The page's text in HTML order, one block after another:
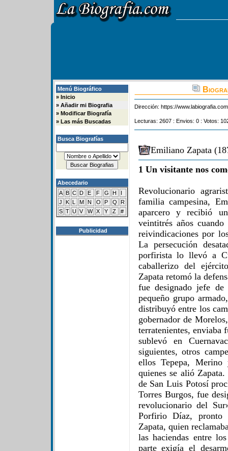
Menú Biográfico
» Inicio
» Añadir mi Biografia
» Modificar Biografía
» Las más Buscadas
Busca Biografías
Abecedario
A B C D E F G H
I
J
K L M N O P Q
R
S T U V W X Y Z #
Publicidad
Dirección: https://
Lecturas: 2607 : Envios: 0 : Votos:
Emiliano Zapata
1 Un visitante nos
Revolucionario
familia campesina,
aparcero y recibió
veintitrés años
reivindicaciones por
La persecución
porfirista lo llevó a
caballerizo del
Zapata retomó la
fue designado jefe
pequeño grupo
distribuyó entre los
gobernador de
terratenientes, enviaba
sublevó en
siguientes, otros
ellos Tepepa,
quienes se alió
de San Luis Potosí
Torres Burgos, fue
revolucionario del
Porfirio Díaz, pronto
Zapata, quien
las haciendas entre
parte exigía el